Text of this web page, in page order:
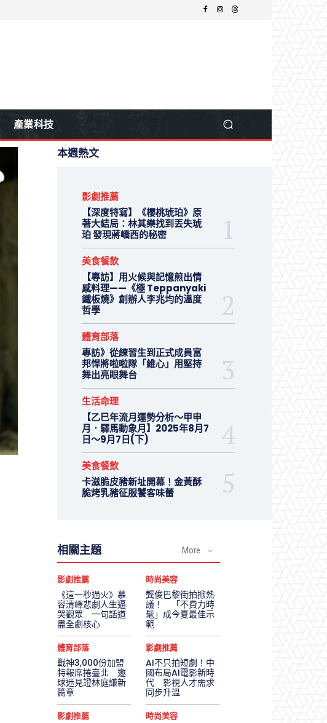
產業科技
本週熱文
影劇推薦
【深度特寫】《櫻桃琥珀》原
著大結局：林其樂找到丟失琥
珀 發現蔣嶠西的秘密
美食餐飲
【專訪】用火候與記憶煎出情
感料理——《極 Teppanyaki
鐵板燒》創辦人李兆均的溫度
哲學
體育部落
專訪》從練習生到正式成員富
邦悍將啦啦隊「維心」用堅持
舞出亮眼舞台
生活命理
【乙巳年流月運勢分析～甲申
月．驛馬動象月】2025年8月7
日～9月7日(下)
美食餐飲
卡滋脆皮豬新址開幕！金黃酥
脆烤乳豬征服饕客味蕾
相關主題 More
影劇推薦
《這一秒過火》慕
容清嶧悲劇人生逼
哭觀眾 一句話道
盡全劇核心
時尚美容
龔俊巴黎街拍掀熱
議！ 「不費力時
髦」成今夏最佳示
範
體育部落
戰神3,000份加盟
特報席捲臺北 邀
球迷見證林庭謙新
篇章
影劇推薦
AI不只拍短劇！中
國布局AI電影新時
代 影視人才需求
同步升溫
影劇推薦 時尚美容